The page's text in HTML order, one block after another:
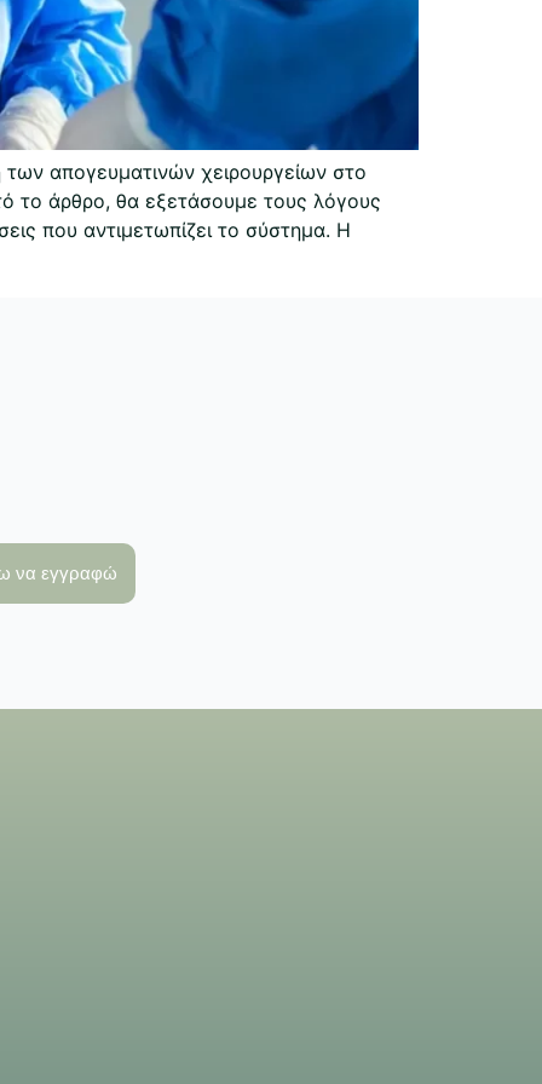
απογευματινών χειρουργείων στο
το άρθρο, θα εξετάσουμε τους λόγους
που αντιμετωπίζει το σύστημα. Η
να εγγραφώ